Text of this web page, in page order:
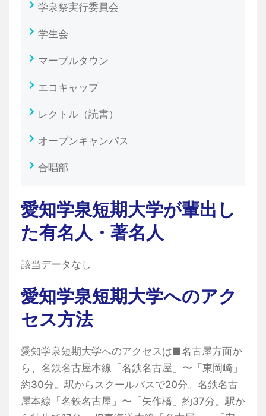
学泉祭実行委員会
学生会
マーブルタウン
エコキャップ
レクトル（読書）
オープンキャンパス
合唱部
愛知学泉短期大学が輩出し
た有名人・著名人
該当データなし
愛知学泉短期大学へのアク
セス方法
愛知学泉短期大学へのアクセスは■名古屋方面か
ら、名鉄名古屋本線「名鉄名古屋」〜「東岡崎」
約30分。駅からスクールバスで20分。名鉄名古
屋本線「名鉄名古屋」〜「矢作橋」約37分。駅か